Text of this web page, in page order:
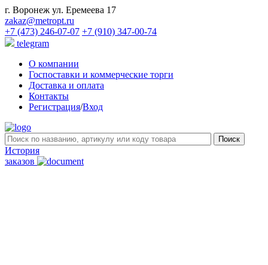
г. Воронеж ул. Еремеева 17
zakaz@metropt.ru
+7 (473) 246-07-07 +7 (910) 347-00-74
telegram
О компании
Госпоставки и коммерческие торги
Доставка и оплата
Контакты
Регистрация/Вход
История
заказов